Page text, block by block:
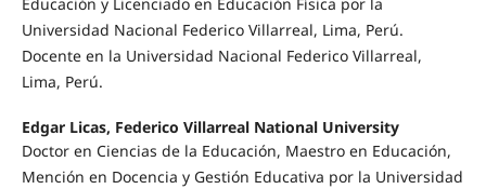
Universidad Nacional Federico Villarreal, Lima, Perú.
Docente en la Universidad Nacional Federico Villarreal,
Lima, Perú.
Edgar Licas, Federico Villarreal National University
Doctor en Ciencias de la Educación, Maestro en Educación,
Mención en Docencia y Gestión Educativa por la Universidad